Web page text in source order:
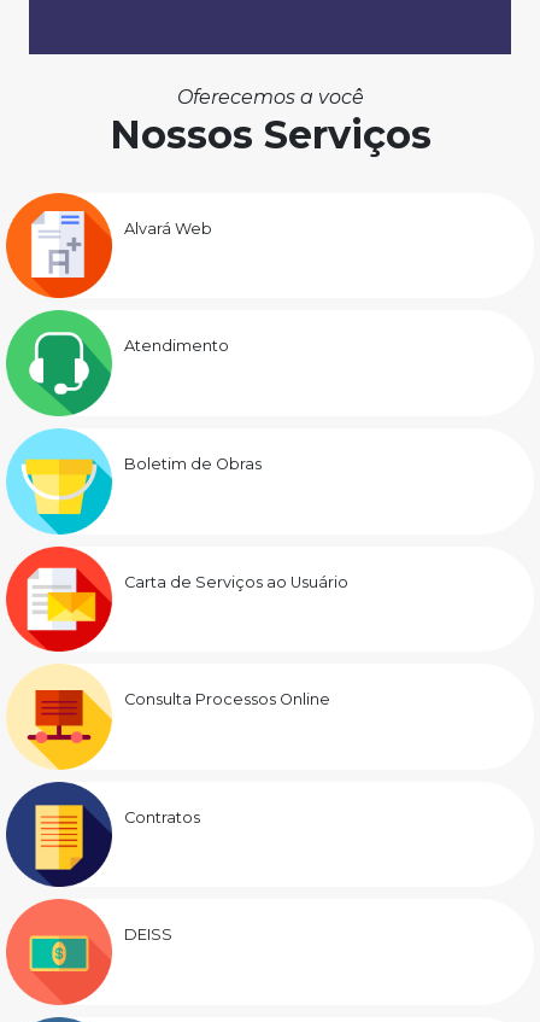
Oferecemos a você
Nossos Serviços
Alvará Web
Atendimento
Boletim de Obras
Carta de Serviços ao Usuário
Consulta Processos Online
Contratos
DEISS